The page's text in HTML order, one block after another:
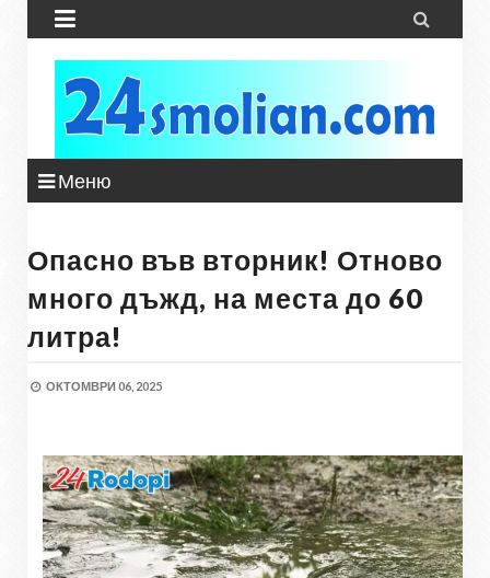
 
Меню
Опасно във вторник! Отново
много дъжд, на места до 60
литра!
ОКТОМВРИ 06, 2025